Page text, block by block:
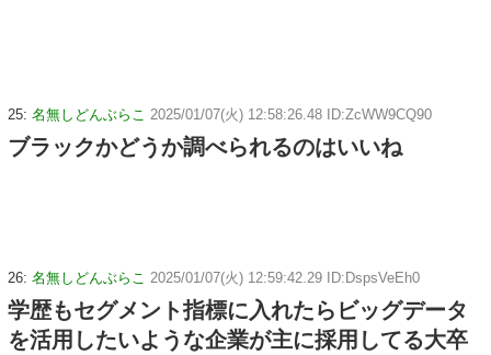
25: 名無しどんぶらこ 2025/01/07(火) 12:58:26.48 ID:ZcWW9CQ90
ブラックかどうか調べられるのはいいね
26: 名無しどんぶらこ 2025/01/07(火) 12:59:42.29 ID:DspsVeEh0
学歴もセグメント指標に入れたらビッグデータ
を活用したいような企業が主に採用してる大卒